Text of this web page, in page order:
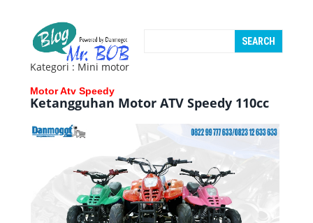
Kategori : Mini motor
Motor Atv Speedy
Ketangguhan Motor ATV Speedy 110cc